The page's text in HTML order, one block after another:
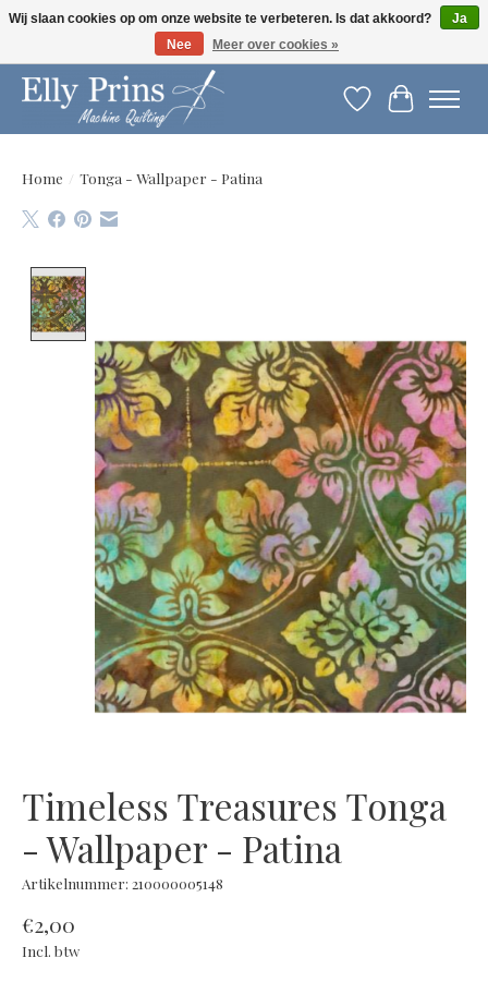
Let op: gewijzigde openingstijden!
Verlanglijst
Home / Tonga - Wallpaper - Patina
Timeless Treasures Tonga
- Wallpaper - Patina
Artikelnummer: 210000005148
€2,00
Incl. btw
Wij slaan cookies op om onze website te verbeteren. Is dat akkoord?
Ja
Nee
Meer over cookies »